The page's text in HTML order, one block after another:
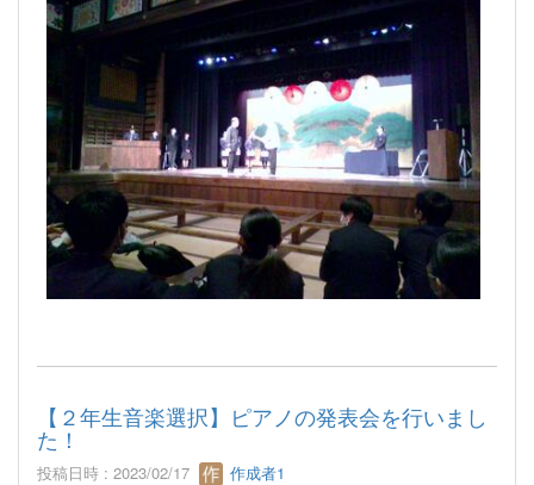
【２年生音楽選択】ピアノの発表会を行いまし
た！
投稿日時 : 2023/02/17 作成者1